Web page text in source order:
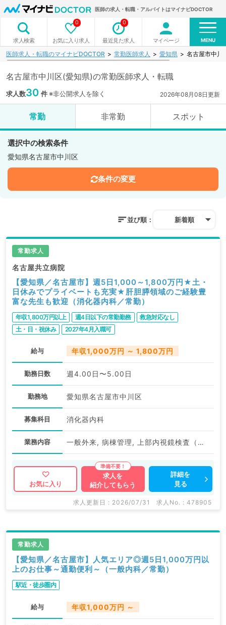
医師の求人・転職・アルバイトはマイナビDOCTOR
求人検索 お気に入り求人
0
最近見た求人
0
マイページ MENU
医師求人・転職のマイナビDOCTOR 常勤医師求人 愛知県 名古屋市中川
名古屋市中川区(愛知県)の常勤医師求人・転職
求人数30 件※非公開求人を除く 2026年08月08日更新
常勤 非常勤 スポット
選択中の検索条件
愛知県名古屋市中川区
条件の変更
並び順： 新着順
常勤求人
名古屋共立病院
【愛知県／名古屋市】週5日1,000～1,800万円★土・
日休みでプライベートも充実★肝胆膵領域のご経験豊
富な先生も歓迎（消化器内科／常勤）
年収1,800万円以上 週4日以下の常勤勤務
救急対応なし
土・日・祝休み
2027年4月入職可
給与 年収1,000万円 ～ 1,800万円
勤務日数 週4.00日〜5.00日
勤務地 愛知県名古屋市中川区
募集科目 消化器内科
業務内容 一般外来, 病棟管理, 上部内視鏡検査（ＧＦ）, 下部内視鏡検査（ＣＦ）
お気に入り
求人を
紹介してもらう
詳細を
見る
求人更新日 : 2026/07/31 求人No. : 478905
常勤求人
【愛知県／名古屋市】人気エリア◎週5日1,000万円以
上のお仕事～通勤便利～（一般内科／常勤）
駅近・徒歩圏内
給与 年収1,000万円 ～